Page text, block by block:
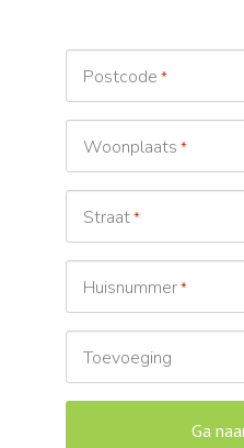
Postcode *
Woonplaats *
Straat*
Huisnummer*
Toevoeging